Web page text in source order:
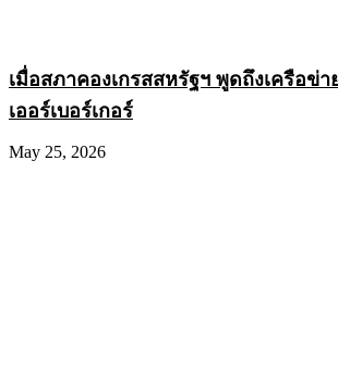
เมื่อสภาคองเกรสสหรัฐฯ พูดถึงเครือข่า
เออร์เบอร์เกอร์
May 25, 2026